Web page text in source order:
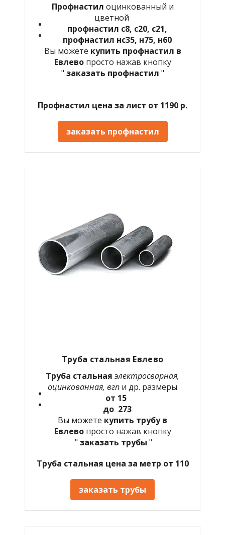
Профнастил оцинкованный и
цветной
профнастил с8, с20, с21,
профнастил нс35, н75, н60
Вы можете купить профнастил в
Евлево просто нажав кнопку
" заказать профнастил "
Профнастил цена за лист от 1190 р.
заказать профнастил
Труба стальная Евлево
Труба стальная электросварная,
оцинкованная, вгп и др. размеры
от 15
до 273
Вы можете купить трубу в
Евлево просто нажав кнопку
" заказать трубы "
Труба стальная цена за метр от 110
заказать трубы